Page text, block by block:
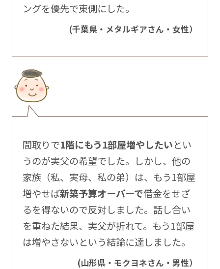
ングを優先で東側にした。
(千葉県・メタルギアさん・女性）
間取りで1階にもう1部屋増やしたいとい
うのが実父の希望でした。しかし、他の
家族（私、実母、私の弟）は、もう1部屋
増やせば新築予算オーバーで借金をせざ
るを得ないので反対しました。話し合い
を重ねた結果、実父が折れて。もう1部屋
は増やさないという結論に達しました。
(山形県・モクヨネさん・男性）